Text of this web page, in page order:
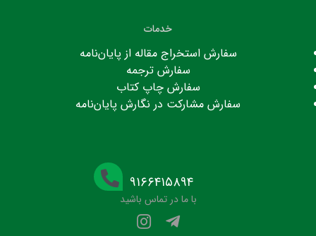
خدمات
سفارش استخراج مقاله از پایان‌نامه
سفارش ترجمه
سفارش چاپ کتاب
سفارش مشارکت در نگارش پایان‌نامه
۹۱۶۶۴۱۵۸۹۴
با ما در تماس باشید